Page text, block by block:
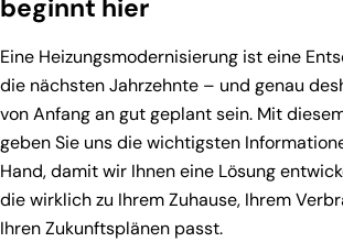
beginnt hier
Eine Heizungsmodernisierung ist eine
die nächsten Jahrzehnte – und genau
von Anfang an gut geplant sein. Mit
geben Sie uns die wichtigsten
Hand, damit wir Ihnen eine Lösung
die wirklich zu Ihrem Zuhause, Ihrem
Ihren Zukunftsplänen passt.